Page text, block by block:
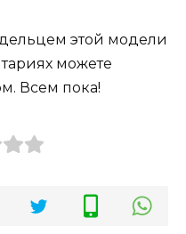
этой модели
можете
Всем пока!